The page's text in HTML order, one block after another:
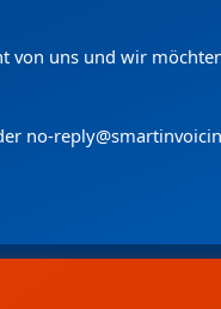
von uns und wir
no-